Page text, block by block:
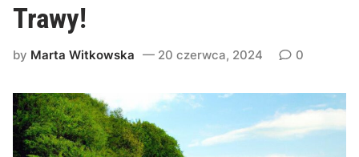
n
Trawy!
by Marta Witkowska 20 czerwca, 2024 0